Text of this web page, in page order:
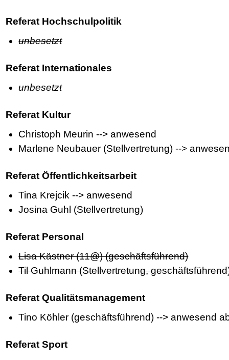
Referat Hochschulpolitik
unbesetzt
Referat Internationales
unbesetzt
Referat Kultur
Christoph Meurin --> anwesend
Marlene Neubauer (Stellvertretung) -->
Referat Öffentlichkeitsarbeit
Tina Krejcik --> anwesend
Josina Guhl (Stellvertretung)
Referat Personal
Lisa Kästner (11@) (geschäftsführend)
Til Guhlmann (Stellvertretung,
Referat Qualitätsmanagement
Tino Köhler (geschäftsführend) --> anwesend
Referat Sport